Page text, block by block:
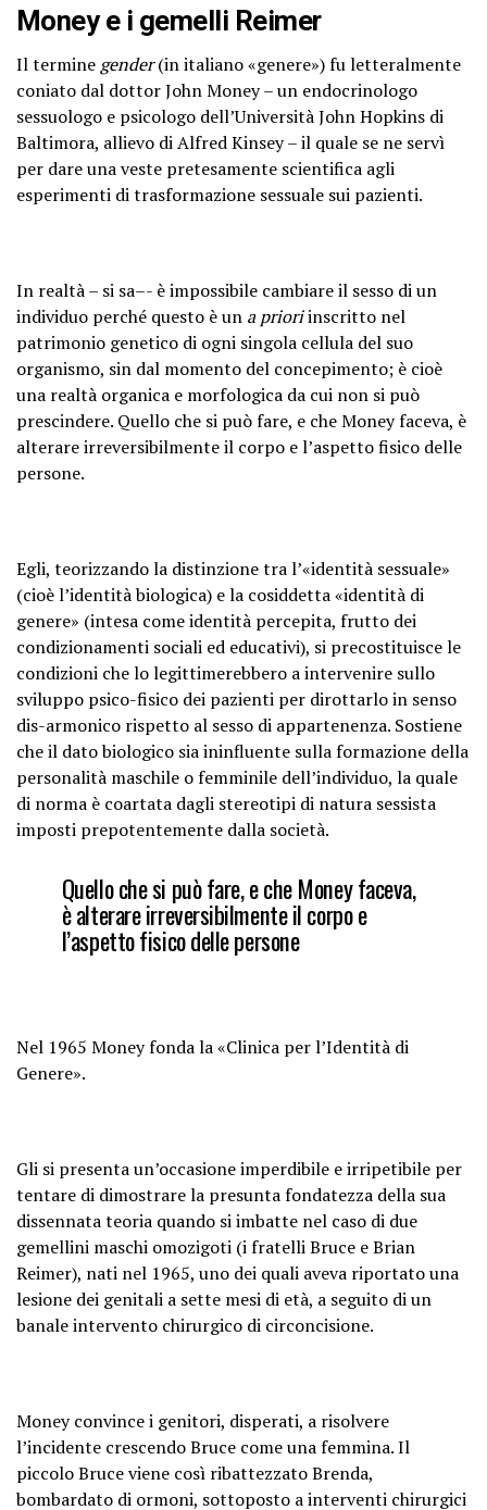
Money e i gemelli Reimer
Il termine gender(in italiano «genere») fu letteralmente
coniato dal dottor John Money – un endocrinologo
sessuologo e psicologo dell’Università John Hopkins di
Baltimora, allievo di Alfred Kinsey– il quale se ne servì
per dare una veste pretesamente scientifica agli
esperimenti di trasformazione sessuale sui pazienti.
In realtà – si sa–- è impossibile cambiare il sesso di un
individuo perché questo è un a prioriinscritto nel
patrimonio genetico di ogni singola cellula del suo
organismo, sin dal momento del concepimento; è cioè
una realtà organica e morfologica da cui non si può
prescindere. Quello che si può fare, e che Money faceva, è
alterare irreversibilmente il corpo e l’aspetto fisico delle
persone.
Egli, teorizzando la distinzione tra l’«identità sessuale»
(cioè l’identità biologica) e la cosiddetta «identità di
genere» (intesa come identità percepita, frutto dei
condizionamenti sociali ed educativi), si precostituisce le
condizioni che lo legittimerebbero a intervenire sullo
sviluppo psico-fisico dei pazienti per dirottarlo in senso
dis-armonico rispetto al sesso di appartenenza. Sostiene
che il dato biologico sia ininfluente sulla formazione della
personalità maschile o femminile dell’individuo, la quale
di norma è coartata dagli stereotipi di natura sessista
imposti prepotentemente dalla società.
Quello che si può fare, e che Money faceva,
è alterare irreversibilmente il corpo e
l’aspetto fisico delle persone
Nel 1965 Money fonda la «Clinica per l’Identità di
Genere».
Gli si presenta un’occasione imperdibile e irripetibile per
tentare di dimostrare la presunta fondatezza della sua
dissennata teoria quando si imbatte nel caso di due
gemellini maschi omozigoti (i fratelli Bruce e Brian
Reimer), nati nel 1965, uno dei quali aveva riportato una
lesione dei genitali a sette mesi di età, a seguito di un
banale intervento chirurgico di circoncisione.
Money convince i genitori, disperati, a risolvere
l’incidente crescendo Bruce come una femmina. Il
piccolo Bruce viene così ribattezzato Brenda,
bombardato di ormoni, sottoposto a interventi chirurgici